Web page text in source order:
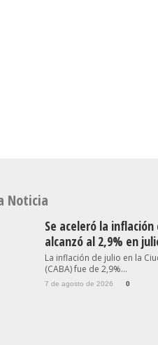
Noticia
Se aceleró la inflación
alcanzó al 2,9% en
La inflación de julio en la
(CABA) fue de 2,9%...
7 de agosto de 2026 0